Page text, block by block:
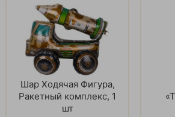
Шар Ходячая Фигура,
Ракетный комплекс, 1
шт